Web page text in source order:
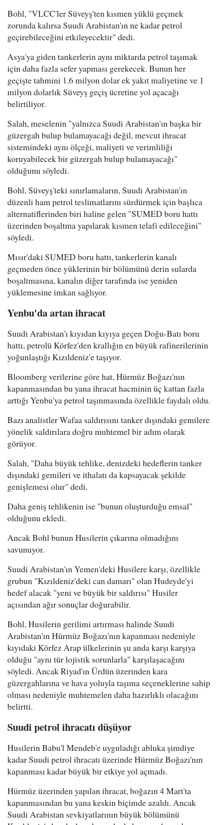
Bohl, "VLCC'ler Süveyş'ten kısmen yüklü geçmek
zorunda kalırsa Suudi Arabistan'ın ne kadar petrol
geçirebileceğini etkileyecektir" dedi.
Asya'ya giden tankerlerin aynı miktarda petrol taşımak
için daha fazla sefer yapması gerekecek. Bunun her
geçişte tahmini 1.6 milyon dolar ek yakıt maliyetine ve 1
milyon dolarlık Süveyş geçiş ücretine yol açacağı
belirtiliyor.
Salah, meselenin "yalnızca Suudi Arabistan'ın başka bir
güzergah bulup bulamayacağı değil, mevcut ihracat
sistemindeki aynı ölçeği, maliyeti ve verimliliği
koruyabilecek bir güzergah bulup bulamayacağı"
olduğunu söyledi.
Bohl, Süveyş'teki sınırlamaların, Suudi Arabistan'ın
düzenli ham petrol teslimatlarını sürdürmek için başlıca
alternatiflerinden biri haline gelen "SUMED boru hattı
üzerinden boşaltma yapılarak kısmen telafi edileceğini"
söyledi.
Mısır'daki SUMED boru hattı, tankerlerin kanalı
geçmeden önce yüklerinin bir bölümünü derin sularda
boşaltmasına, kanalın diğer tarafında ise yeniden
yüklemesine imkan sağlıyor.
Yenbu'da artan ihracat
Suudi Arabistan'ı kıyıdan kıyıya geçen Doğu-Batı boru
hattı, petrolü Körfez'den krallığın en büyük rafinerilerinin
yoğunlaştığı Kızıldeniz'e taşıyor.
Bloomberg verilerine göre hat, Hürmüz Boğazı'nın
kapanmasından bu yana ihracat hacminin üç kattan fazla
arttığı Yenbu'ya petrol taşınmasında özellikle faydalı oldu.
Bazı analistler Wafaa saldırısını tanker dışındaki gemilere
yönelik saldırılara doğru muhtemel bir adım olarak
görüyor.
Salah, "Daha büyük tehlike, denizdeki hedeflerin tanker
dışındaki gemileri ve ithalatı da kapsayacak şekilde
genişlemesi olur" dedi.
Daha geniş tehlikenin ise "bunun oluşturduğu emsal"
olduğunu ekledi.
Ancak Bohl bunun Husilerin çıkarına olmadığını
savunuyor.
Suudi Arabistan'ın Yemen'deki Husilere karşı, özellikle
grubun "Kızıldeniz'deki can damarı" olan Hudeyde'yi
hedef alacak "yeni ve büyük bir saldırısı" Husiler
açısından ağır sonuçlar doğurabilir.
Bohl, Husilerin gerilimi artırması halinde Suudi
Arabistan'ın Hürmüz Boğazı'nın kapanması nedeniyle
kıyıdaki Körfez Arap ülkelerinin şu anda karşı karşıya
olduğu "aynı tür lojistik sorunlarla" karşılaşacağını
söyledi. Ancak Riyad'ın Ürdün üzerinden kara
güzergahlarına ve hava yoluyla taşıma seçeneklerine sahip
olması nedeniyle muhtemelen daha hazırlıklı olacağını
belirtti.
Suudi petrol ihracatı düşüyor
Husilerin Babu'l Mendeb'e uyguladığı abluka şimdiye
kadar Suudi petrol ihracatı üzerinde Hürmüz Boğazı'nın
kapanması kadar büyük bir etkiye yol açmadı.
Hürmüz üzerinden yapılan ihracat, boğazın 4 Mart'ta
kapanmasından bu yana keskin biçimde azaldı. Ancak
Suudi Arabistan sevkiyatlarının büyük bölümünü